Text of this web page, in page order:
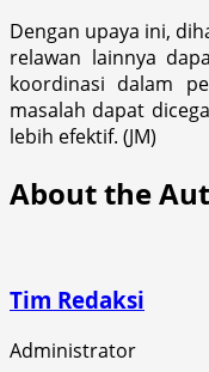
Dengan upaya ini,
relawan lainnya
koordinasi dalam
masalah dapat
lebih efektif. (JM)
About the
Tim Redaksi
Administrator